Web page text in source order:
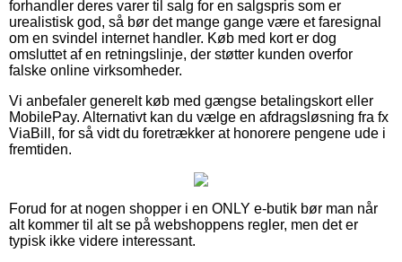
forhandler deres varer til salg for en salgspris som er
urealistisk god, så bør det mange gange være et faresignal
om en svindel internet handler. Køb med kort er dog
omsluttet af en retningslinje, der støtter kunden overfor
falske online virksomheder.
Vi anbefaler generelt køb med gængse betalingskort eller
MobilePay. Alternativt kan du vælge en afdragsløsning fra fx
ViaBill, for så vidt du foretrækker at honorere pengene ude i
fremtiden.
Forud for at nogen shopper i en ONLY e-butik bør man når
alt kommer til alt se på webshoppens regler, men det er
typisk ikke videre interessant.